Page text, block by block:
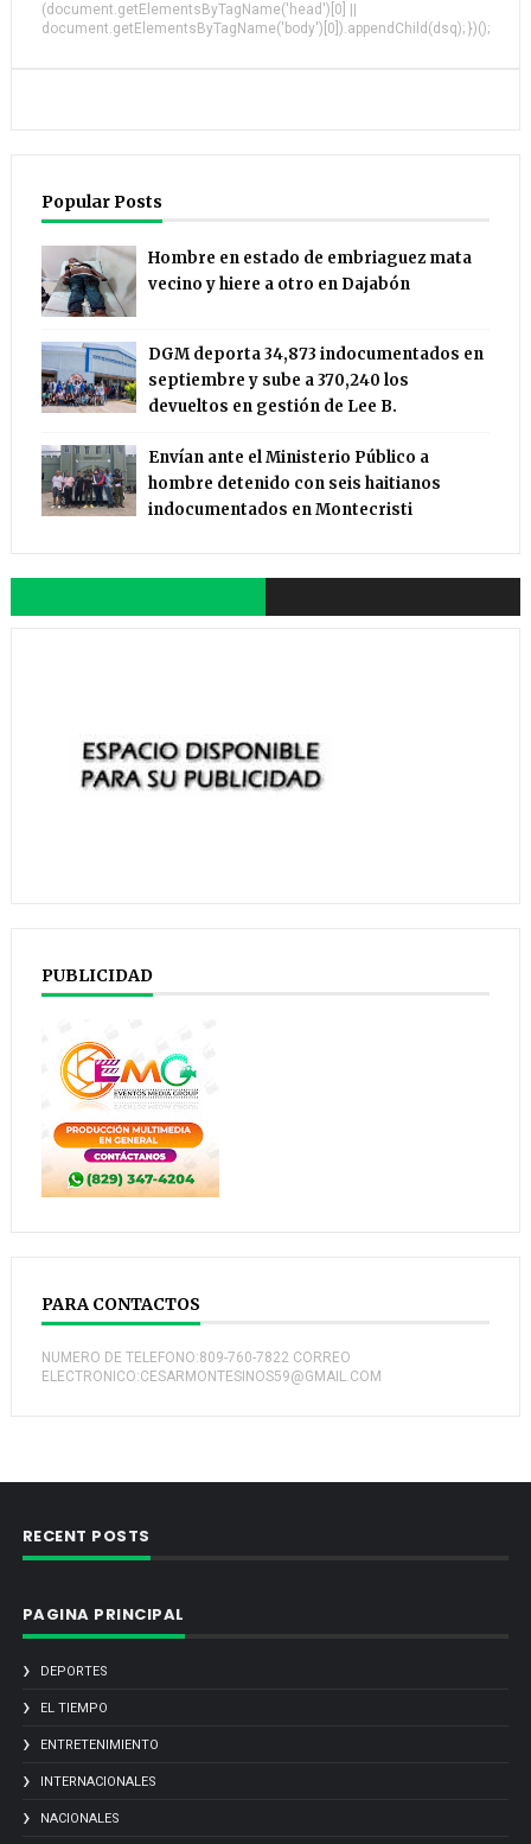
(document.getElementsByTagName('head')[0] ||
document.getElementsByTagName('body')[0]).appendChild(dsq); })();
Popular Posts
Hombre en estado de embriaguez mata
vecino y hiere a otro en Dajabón
DGM deporta 34,873 indocumentados en
septiembre y sube a 370,240 los
devueltos en gestión de Lee B.
Envían ante el Ministerio Público a
hombre detenido con seis haitianos
indocumentados en Montecristi
PUBLICIDAD
PARA CONTACTOS
NUMERO DE TELEFONO:809-760-7822 CORREO
ELECTRONICO:CESARMONTESINOS59@GMAIL.COM
RECENT POSTS
PAGINA PRINCIPAL
DEPORTES
EL TIEMPO
ENTRETENIMIENTO
INTERNACIONALES
NACIONALES